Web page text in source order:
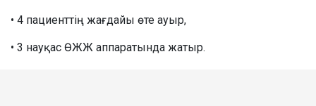
• 4 пациенттің жағдайы өте ауыр,
• 3 науқас ӨЖЖ аппаратында жатыр.